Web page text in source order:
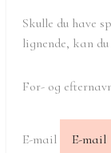
Skulle du have
lignende, kan
For- og
E-mail